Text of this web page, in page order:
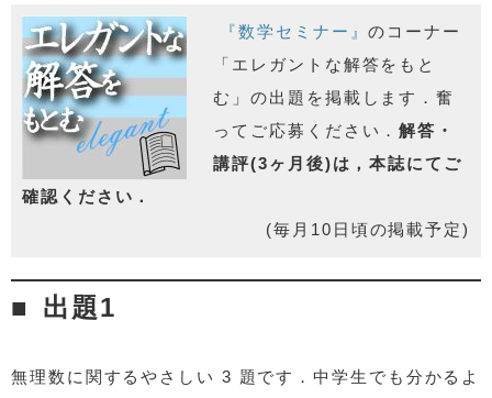
『数学セミナー』のコーナー
「エレガントな解答をもと
む」の出題を掲載します．奮
ってご応募ください．解答・
講評(3ヶ月後)は，本誌にてご
確認ください．
(毎月10日頃の掲載予定)
出題1
無理数に関するやさしい 3 題です．中学生でも分かるよ